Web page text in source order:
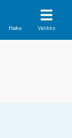
Haku Valikko